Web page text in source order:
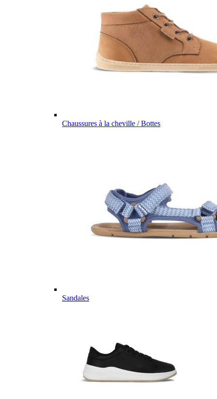
Chaussures à la cheville / Bottes
Sandales